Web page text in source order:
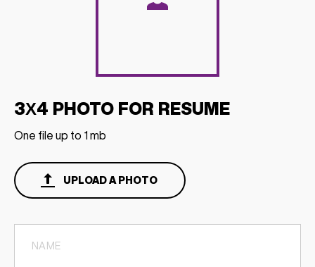
3Х4 PHOTO FOR RESUME
One file up to 1 mb
UPLOAD A PHOTO